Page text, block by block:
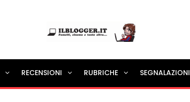
Ilblogger.it
Il portalino di blog |
RECENSIONI RUBRICHE SEGNALAZIONI